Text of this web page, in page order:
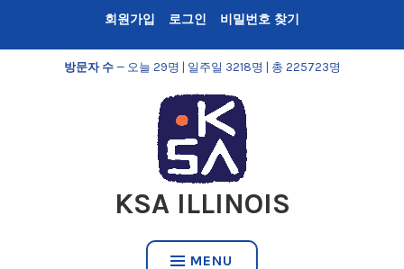
content
회원가입 로그인 비밀번호 찾기
방문자 수— 오늘 29명 | 일주일 3218명 | 총 225723명
KSA ILLINOIS
MENU